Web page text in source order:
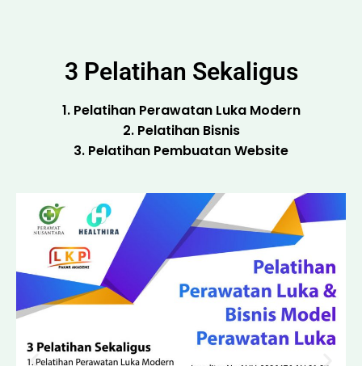
3 Pelatihan Sekaligus
1. Pelatihan Perawatan Luka Modern
2. Pelatihan Bisnis
3. Pelatihan Pembuatan Website